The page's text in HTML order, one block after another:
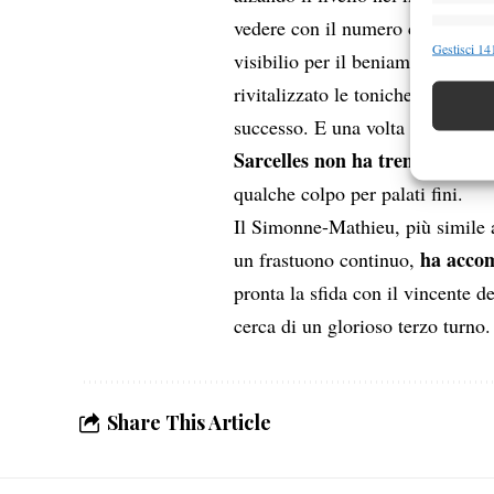
Gestisci
vedere con il numero che
visibilio per il beniamino di
rivitalizzato le toniche gambe di
successo. E una volta presa
Sarcelles non ha tremato
: è
qualche colpo per palati fini.
Il Simonne-Mathieu, più
un frastuono continuo, ha
pronta la sfida con il vincente
cerca di un glorioso terzo
Share This Article